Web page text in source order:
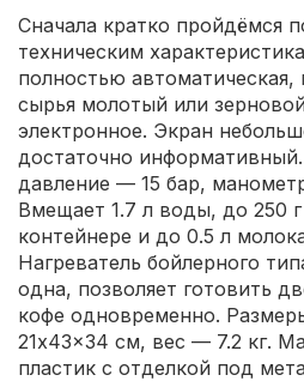
Сначала кратко пройдёмся
техническим
полностью автоматическая,
сырья молотый или
электронное. Экран
достаточно
давление — 15 бар,
Вмещает 1.7 л воды, до 250
контейнере и до 0.5 л
Нагреватель бойлерного
одна, позволяет готовить
кофе одновременно.
21x43x34 см, вес — 7.2 кг.
пластик с отделкой под